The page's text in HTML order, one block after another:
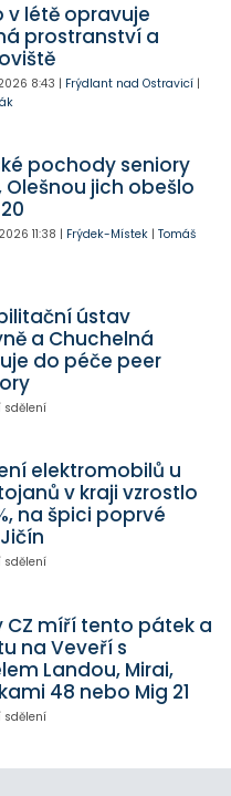
v létě opravuje
prostranství a
8:43 | Frýdlant nad Ostravicí|
pochody seniory
Olešnou jich obešlo
11:38 | Frýdek-Místek| Tomáš
ústav
a Chuchelná
do péče peer
sdělení
elektromobilů u
v kraji vzrostlo
na špici poprvé
sdělení
CZ míří tento pátek a
na Veveří s
Landou, Mirai,
48 nebo Mig 21
sdělení